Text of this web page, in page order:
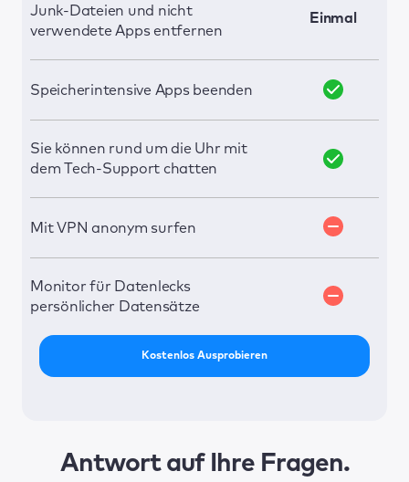
Junk-Dateien und nicht
verwendete Apps entfernen
Einmal
Speicherintensive Apps beenden
Sie können rund um die Uhr mit
dem Tech-Support chatten
Mit VPN anonym surfen
Monitor für Datenlecks
persönlicher Datensätze
Kostenlos Ausprobieren
Antwort auf Ihre Fragen.